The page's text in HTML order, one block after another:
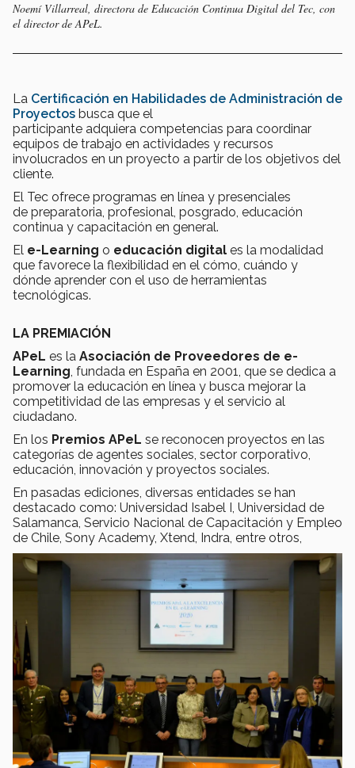
Noemí Villarreal, directora de Educación Continua Digital del Tec, con
el director de APeL.
La Certificación en Habilidades de Administración de
Proyectos busca que el
participante adquiera competencias para coordinar
equipos de trabajo en actividades y recursos
involucrados en un proyecto a partir de los objetivos del
cliente.
El Tec ofrece programas en línea y presenciales
de preparatoria, profesional, posgrado, educación
continua y capacitación en general.
El e-Learning o educación digital es la modalidad
que favorece la flexibilidad en el cómo, cuándo y
dónde aprender con el uso de herramientas
tecnológicas.
LA PREMIACIÓN
APeL es la Asociación de Proveedores de e-
Learning, fundada en España en 2001, que se dedica a
promover la educación en línea y busca mejorar la
competitividad de las empresas y el servicio al
ciudadano.
En los Premios APeL se reconocen proyectos en las
categorías de agentes sociales, sector corporativo,
educación, innovación y proyectos sociales.
En pasadas ediciones, diversas entidades se han
destacado como: Universidad Isabel I, Universidad de
Salamanca, Servicio Nacional de Capacitación y Empleo
de Chile, Sony Academy, Xtend, Indra, entre otros,